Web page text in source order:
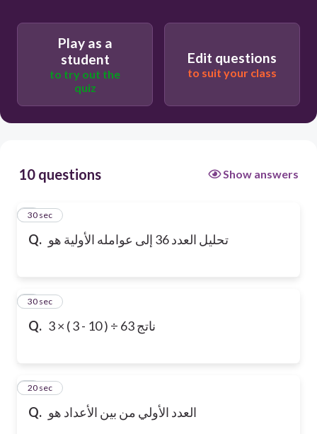
Play as a
student
to try out the
quiz
Edit questions
to suit your class
10 questions Show answers
Q. تحليل العدد 36 إلى عوامله الأولية هو
1
30 sec
Q. ناتج 63 ÷ ( 10 - 3 ) × 3
2
30 sec
Q. العدد الأولي من بين الأعداد هو
3
20 sec